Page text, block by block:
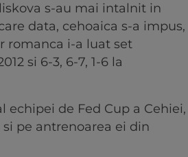
s-au mai intalnit in
data, cehoaica s-a impus,
romanca i-a luat set
si 6-3, 6-7, 1-6 la
de Fed Cup a Cehiei,
pe antrenoarea ei din